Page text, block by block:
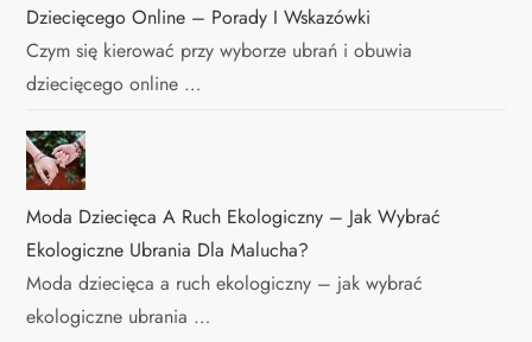
Dziecięcego Online – Porady I Wskazówki
Czym się kierować przy wyborze ubrań i obuwia
dziecięcego online …
Moda Dziecięca A Ruch Ekologiczny – Jak Wybrać
Ekologiczne Ubrania Dla Malucha?
Moda dziecięca a ruch ekologiczny – jak wybrać
ekologiczne ubrania …